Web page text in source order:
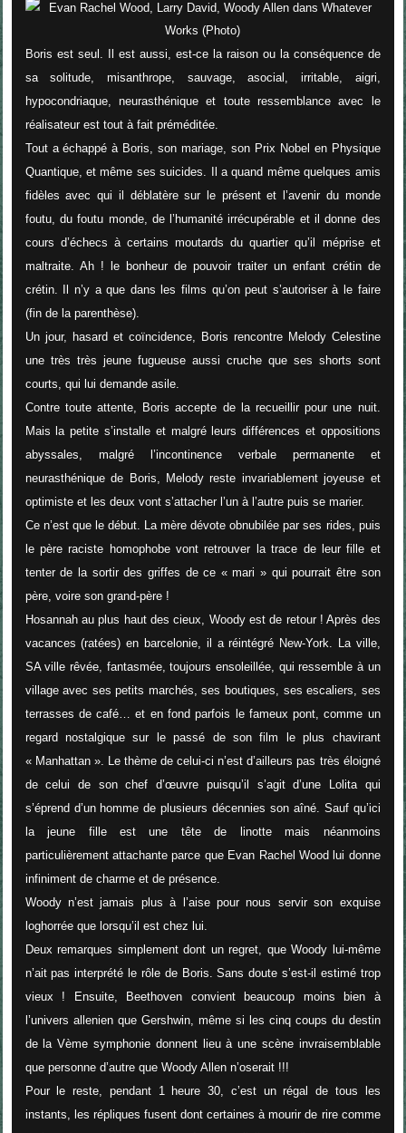
Boris est seul. Il est aussi, est-ce la raison ou la conséquence de
sa solitude, misanthrope, sauvage, asocial, irritable, aigri,
hypocondriaque, neurasthénique et toute ressemblance avec le
réalisateur est tout à fait préméditée.
Tout a échappé à Boris, son mariage, son Prix Nobel en Physique
Quantique, et même ses suicides. Il a quand même quelques amis
fidèles avec qui il déblatère sur le présent et l’avenir du monde
foutu, du foutu monde, de l’humanité irrécupérable et il donne des
cours d’échecs à certains moutards du quartier qu’il méprise et
maltraite. Ah ! le bonheur de pouvoir traiter un enfant crétin de
crétin. Il n’y a que dans les films qu’on peut s’autoriser à le faire
(fin de la parenthèse).
Un jour, hasard et coïncidence, Boris rencontre Melody Celestine
une très très jeune fugueuse aussi cruche que ses shorts sont
courts, qui lui demande asile.
Contre toute attente, Boris accepte de la recueillir pour une nuit.
Mais la petite s’installe et malgré leurs différences et oppositions
abyssales, malgré l’incontinence verbale permanente et
neurasthénique de Boris, Melody reste invariablement joyeuse et
optimiste et les deux vont s’attacher l’un à l’autre puis se marier.
Ce n’est que le début. La mère dévote obnubilée par ses rides, puis
le père raciste homophobe vont retrouver la trace de leur fille et
tenter de la sortir des griffes de ce « mari » qui pourrait être son
père, voire son grand-père !
Hosannah au plus haut des cieux, Woody est de retour ! Après des
vacances (ratées) en barcelonie, il a réintégré New-York. La ville,
SA ville rêvée, fantasmée, toujours ensoleillée, qui ressemble à un
village avec ses petits marchés, ses boutiques, ses escaliers, ses
terrasses de café… et en fond parfois le fameux pont, comme un
regard nostalgique sur le passé de son film le plus chavirant
« Manhattan ». Le thème de celui-ci n’est d’ailleurs pas très éloigné
de celui de son chef d’œuvre puisqu’il s’agit d’une Lolita qui
s’éprend d’un homme de plusieurs décennies son aîné. Sauf qu’ici
la jeune fille est une tête de linotte mais néanmoins
particulièrement attachante parce que Evan Rachel Wood lui donne
infiniment de charme et de présence.
Woody n’est jamais plus à l’aise pour nous servir son exquise
loghorrée que lorsqu’il est chez lui.
Deux remarques simplement dont un regret, que Woody lui-même
n’ait pas interprété le rôle de Boris. Sans doute s’est-il estimé trop
vieux ! Ensuite, Beethoven convient beaucoup moins bien à
l’univers allenien que Gershwin, même si les cinq coups du destin
de la Vème symphonie donnent lieu à une scène invraisemblable
que personne d’autre que Woody Allen n’oserait !!!
Pour le reste, pendant 1 heure 30, c’est un régal de tous les
instants, les répliques fusent dont certaines à mourir de rire comme